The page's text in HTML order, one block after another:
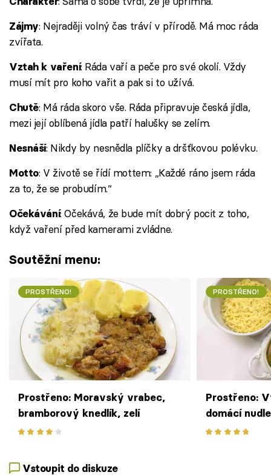
Zájmy: Nejraději volný čas tráví v přírodě. Má moc ráda
zvířata.
Vztah k vaření: Ráda vaří a peče pro své okolí. Vždy
musí mít pro koho vařit a pak si to užívá.
Chutě: Má ráda skoro vše. Ráda připravuje česká jídla,
mezi její oblíbená jídla patří halušky se zelím.
Nesnáší: Nikdy by nesnědla plíčky a dršťkovou polévku.
Motto: V životě se řídí mottem: „Každé ráno jsem ráda
za to, že se probudím.“
Očekávání: Očekává, že bude mít dobrý pocit z toho,
když vaření před kamerami zvládne.
Soutěžní menu:
PROSTŘENO!
Prostřeno: Moravský vrabec,
bramborový knedlík, zelí
PROSTŘENO!
Prostřeno:
domácí
Vstoupit do diskuze